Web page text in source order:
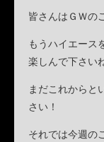
皆さんはＧＷの
もうハイエース
楽しんで下さい
まだこれからと
さい！
それでは今週の